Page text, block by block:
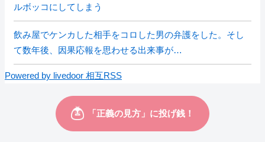
ルボッコにしてしまう
飲み屋でケンカした相手をコロした男の弁護をした。そし
て数年後、因果応報を思わせる出来事が…
Powered by livedoor 相互RSS